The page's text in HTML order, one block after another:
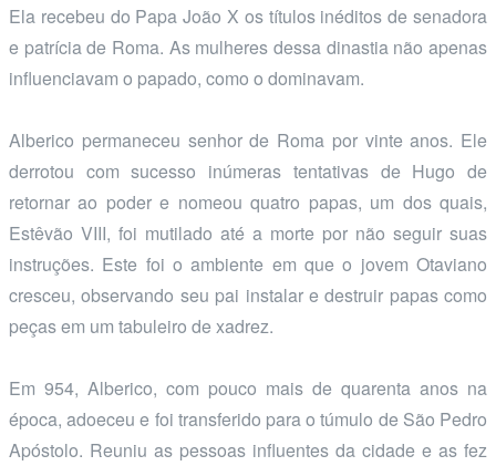
Ela recebeu do Papa João X os títulos inéditos de senadora
e patrícia de Roma. As mulheres dessa dinastia não apenas
influenciavam o papado, como o dominavam.
Alberico permaneceu senhor de Roma por vinte anos. Ele
derrotou com sucesso inúmeras tentativas de Hugo de
retornar ao poder e nomeou quatro papas, um dos quais,
Estêvão VIII, foi mutilado até a morte por não seguir suas
instruções. Este foi o ambiente em que o jovem Otaviano
cresceu, observando seu pai instalar e destruir papas como
peças em um tabuleiro de xadrez.
Em 954, Alberico, com pouco mais de quarenta anos na
época, adoeceu e foi transferido para o túmulo de São Pedro
Apóstolo. Reuniu as pessoas influentes da cidade e as fez